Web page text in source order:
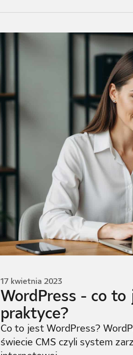
17 kwietnia 2023
WordPress - co to
praktyce?
Co to jest WordPress?
świecie CMS czyli system